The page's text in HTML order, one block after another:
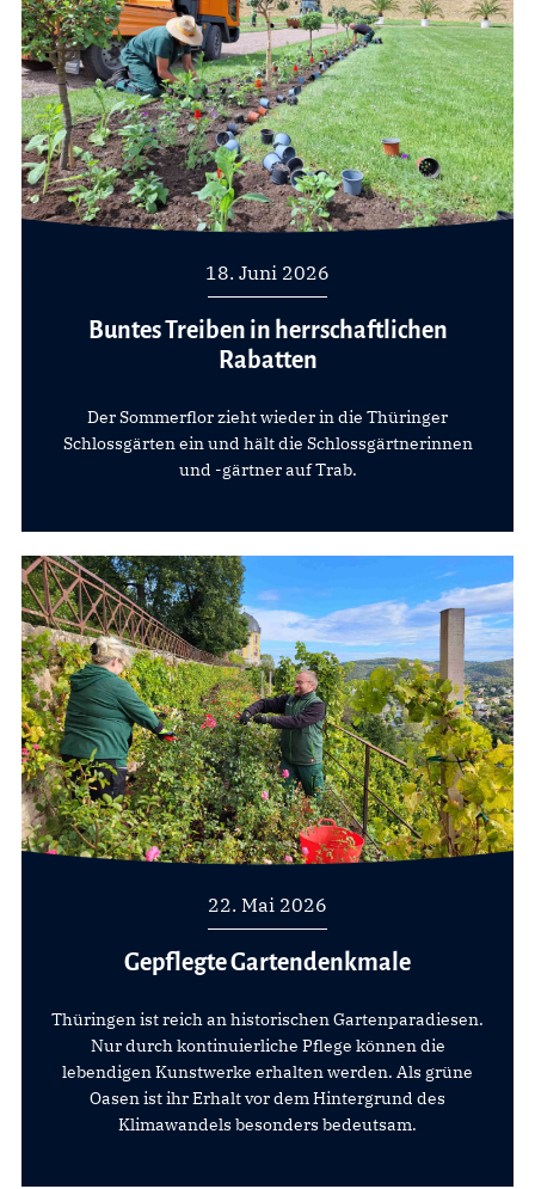
18. Juni 2026
Buntes Treiben in herrschaftlichen
Rabatten
Der Sommerflor zieht wieder in die Thüringer
Schlossgärten ein und hält die Schlossgärtnerinnen
und -gärtner auf Trab.
22. Mai 2026
Gepflegte Gartendenkmale
Thüringen ist reich an historischen Gartenparadiesen.
Nur durch kontinuierliche Pflege können die
lebendigen Kunstwerke erhalten werden. Als grüne
Oasen ist ihr Erhalt vor dem Hintergrund des
Klimawandels besonders bedeutsam.